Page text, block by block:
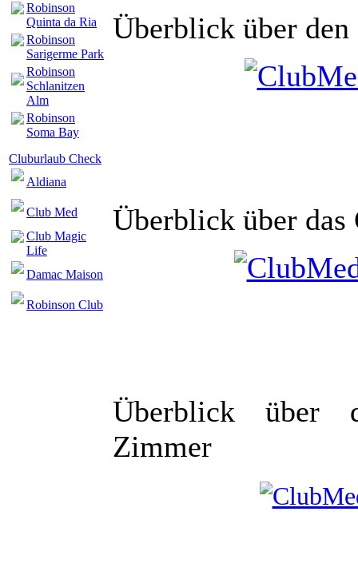
Robinson
Quinta da Ria
Robinson
Sarigerme Park
Robinson
Schlanitzen
Alm
Robinson
Soma Bay
Cluburlaub Check
Aldiana
Club Med
Club Magic
Life
Damac Maison
Robinson Club
Überblick über
Überblick über
Überblick über
Zimmer